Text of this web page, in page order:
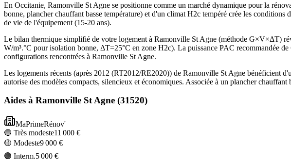
En Occitanie, Ramonville St Agne se positionne comme un marché dynamique pour la
bonne, plancher chauffant basse température) et d'un climat H2c tempéré crée les
de vie de l'équipement (15-20 ans).
Le bilan thermique simplifié de votre logement à Ramonville St Agne (méthode G×V×ΔT)
W/m³.°C pour isolation bonne, ΔT=25°C en zone H2c). La puissance PAC recommandée
configurations rencontrées à Ramonville St Agne.
Les logements récents (après 2012 (RT2012/RE2020)) de Ramonville St Agne bénéficient
autorise des modèles compacts, silencieux et économiques. Associée à un plancher
Aides à Ramonville St Agne (31520)
MaPrimeRénov'
🔵 Très modeste11 000 €
🟡 Modeste9 000 €
🟣 Interm.5 000 €